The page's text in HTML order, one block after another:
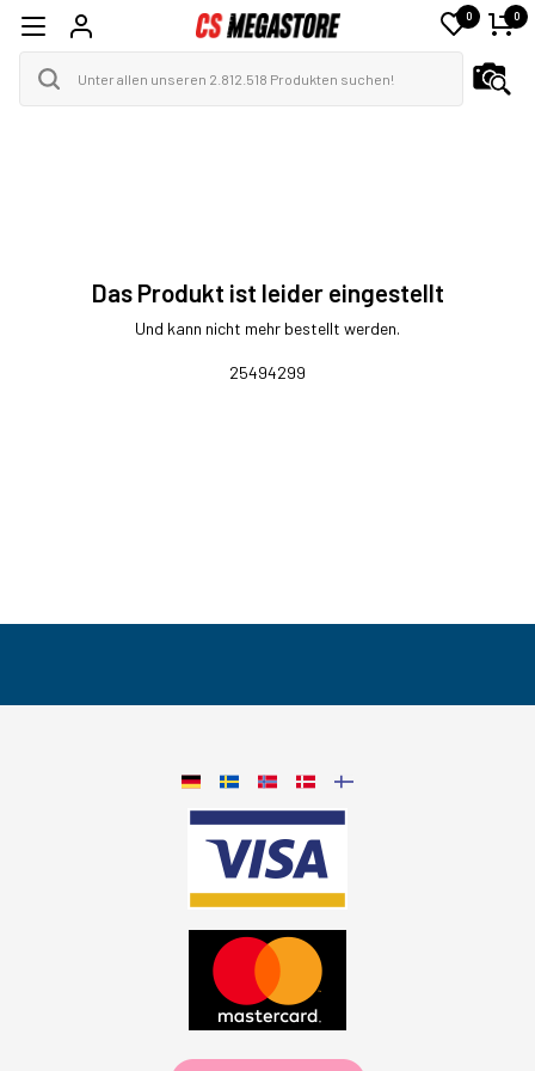
0 0
Das Produkt ist leider eingestellt
Und kann nicht mehr bestellt werden.
25494299